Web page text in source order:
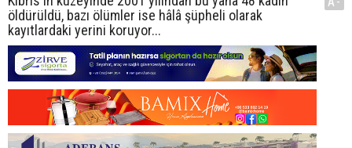
öldürüldü, bazı ölümler ise hâlâ şüpheli olarak
kayıtlardaki yerini koruyor...